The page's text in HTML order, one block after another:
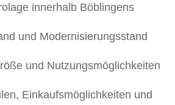
innerhalb Böblingens
und Modernisierungsstand
und Nutzungsmöglichkeiten
Einkaufsmöglichkeiten und